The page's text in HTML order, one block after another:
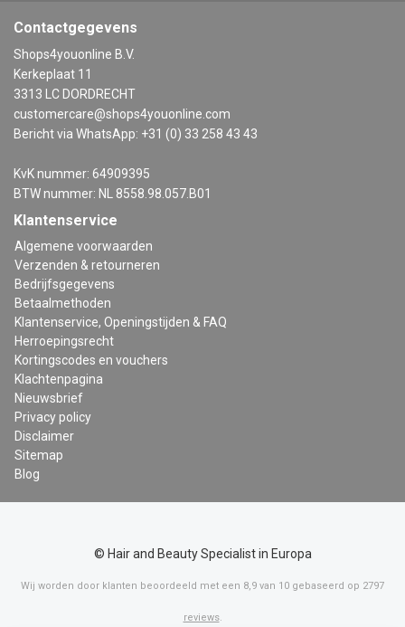
Contactgegevens
Shops4youonline B.V.
Kerkeplaat 11
3313 LC DORDRECHT
customercare@shops4youonline.com
Bericht via WhatsApp: +31 (0) 33 258 43 43
KvK nummer: 64909395
BTW nummer: NL 8558.98.057.B01
Klantenservice
Algemene voorwaarden
Verzenden & retourneren
Bedrijfsgegevens
Betaalmethoden
Klantenservice, Openingstijden & FAQ
Herroepingsrecht
Kortingscodes en vouchers
Klachtenpagina
Nieuwsbrief
Privacy policy
Disclaimer
Sitemap
Blog
© Hair and Beauty Specialist in Europa
Wij worden door klanten beoordeeld met een 8,9 van 10 gebaseerd op 2797
reviews.